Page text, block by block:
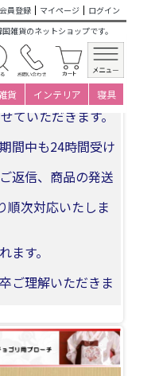
員登録 マイページ
ログイン
雑貨のネットショップです。
貨 インテリア 寝具
> 花黒パールコルンピ
日(火)〜2026年8月
ていただきます。
間中も24時間受け
返信、商品の発送
順次対応いたしま
ます。
ご理解いただきま